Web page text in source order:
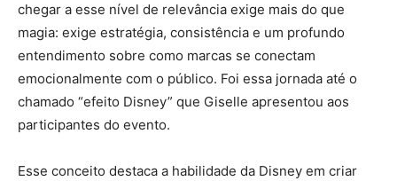
chegar a esse nível de relevância exige mais do que
magia: exige estratégia, consistência e um profundo
entendimento sobre como marcas se conectam
emocionalmente com o público. Foi essa jornada até o
chamado “efeito Disney” que Giselle apresentou aos
participantes do evento.
Esse conceito destaca a habilidade da Disney em criar